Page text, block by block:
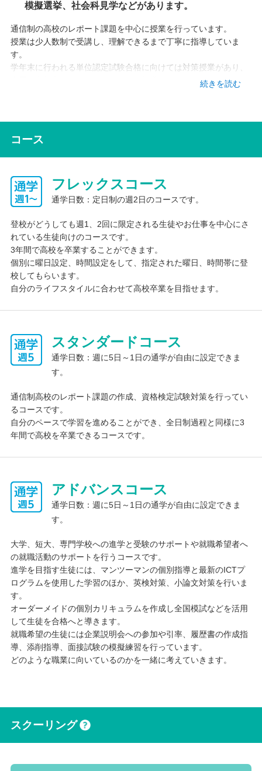
模擬選挙、社会科見学などがあります。
通信制の高校のレポート課題を中心に授業を行っています。
授業は少人数制で受講し、理解できるまで丁寧に指導していま
す。
学年末に行われる単位認定試験合格に向けては対策授業があり、
全員、合格点をクリアできるように指導しています。続きを読む
コース
フレックスコース
通学日数：定日制の週2日のコースです。
登校がどうしても週1、2回に限定される生徒やお仕事を中心にさ
れている生徒向けのコースです。
3年間で高校を卒業することができます。
個別に曜日設定、時間設定をして、指定された曜日、時間帯に登
校してもらいます。
自分のライフスタイルに合わせて高校卒業を目指せます。
スタンダードコース
通学日数：週に5日～1日の通学が自由に設定できま
す。
通信制高校のレポート課題の作成、資格検定試験対策を行ってい
るコースです。
自分のペースで学習を進めることができ、全日制過程と同様に3
年間で高校を卒業できるコースです。
アドバンスコース
通学日数：週に5日～1日の通学が自由に設定できま
す。
大学、短大、専門学校への進学と受験のサポートや就職希望者へ
の就職活動のサポートを行うコースです。
進学を目指す生徒には、マンツーマンの個別指導と最新のICTプ
ログラムを使用した学習のほか、英検対策、小論文対策を行いま
す。
オーダーメイドの個別カリキュラムを作成し全国模試などを活用
して生徒を合格へと導きます。
就職希望の生徒には企業説明会への参加や引率、履歴書の作成指
導、添削指導、面接試験の模擬練習を行っています。
どのような職業に向いているのかを一緒に考えていきます。
スクーリング